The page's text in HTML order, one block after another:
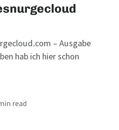
– Ausgabe
hab ich hier schon
read